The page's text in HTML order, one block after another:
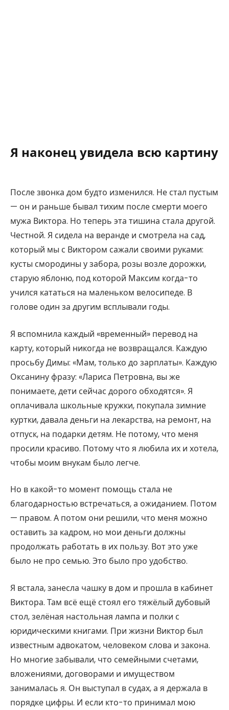
Я наконец увидела всю картину
После звонка дом будто изменился. Не стал пустым
— он и раньше бывал тихим после смерти моего
мужа Виктора. Но теперь эта тишина стала другой.
Честной. Я сидела на веранде и смотрела на сад,
который мы с Виктором сажали своими руками:
кусты смородины у забора, розы возле дорожки,
старую яблоню, под которой Максим когда-то
учился кататься на маленьком велосипеде. В
голове один за другим всплывали годы.
Я вспомнила каждый «временный» перевод на
карту, который никогда не возвращался. Каждую
просьбу Димы: «Мам, только до зарплаты». Каждую
Оксанину фразу: «Лариса Петровна, вы же
понимаете, дети сейчас дорого обходятся». Я
оплачивала школьные кружки, покупала зимние
куртки, давала деньги на лекарства, на ремонт, на
отпуск, на подарки детям. Не потому, что меня
просили красиво. Потому что я любила их и хотела,
чтобы моим внукам было легче.
Но в какой-то момент помощь стала не
благодарностью встречаться, а ожиданием. Потом
— правом. А потом они решили, что меня можно
оставить за кадром, но мои деньги должны
продолжать работать в их пользу. Вот это уже
было не про семью. Это было про удобство.
Я встала, занесла чашку в дом и прошла в кабинет
Виктора. Там всё ещё стоял его тяжёлый дубовый
стол, зелёная настольная лампа и полки с
юридическими книгами. При жизни Виктор был
известным адвокатом, человеком слова и закона.
Но многие забывали, что семейными счетами,
вложениями, договорами и имуществом
занималась я. Он выступал в судах, а я держала в
порядке цифры. И если кто-то принимал мою